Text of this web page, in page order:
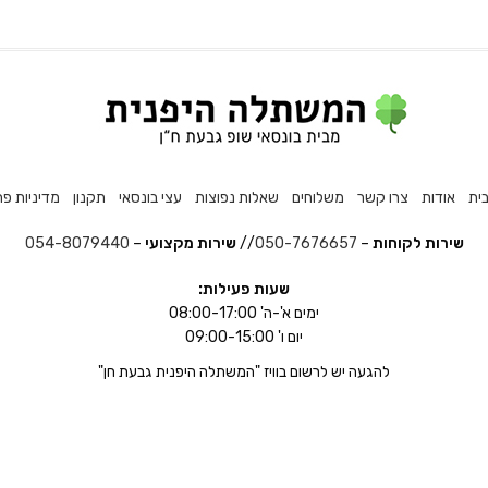
אודות צרו קשר משלוחים שאלות נפוצות עצי בונסאי תקנון מדיניות
שירות לקוחות –
050-7676657
//שירות מקצועי –
054-8079440
שעות פעילות:
ימים א'-ה' 08:00-17:00
יום ו' 09:00-15:00
להגעה יש לרשום בוויז "המשתלה היפנית גבעת חן"